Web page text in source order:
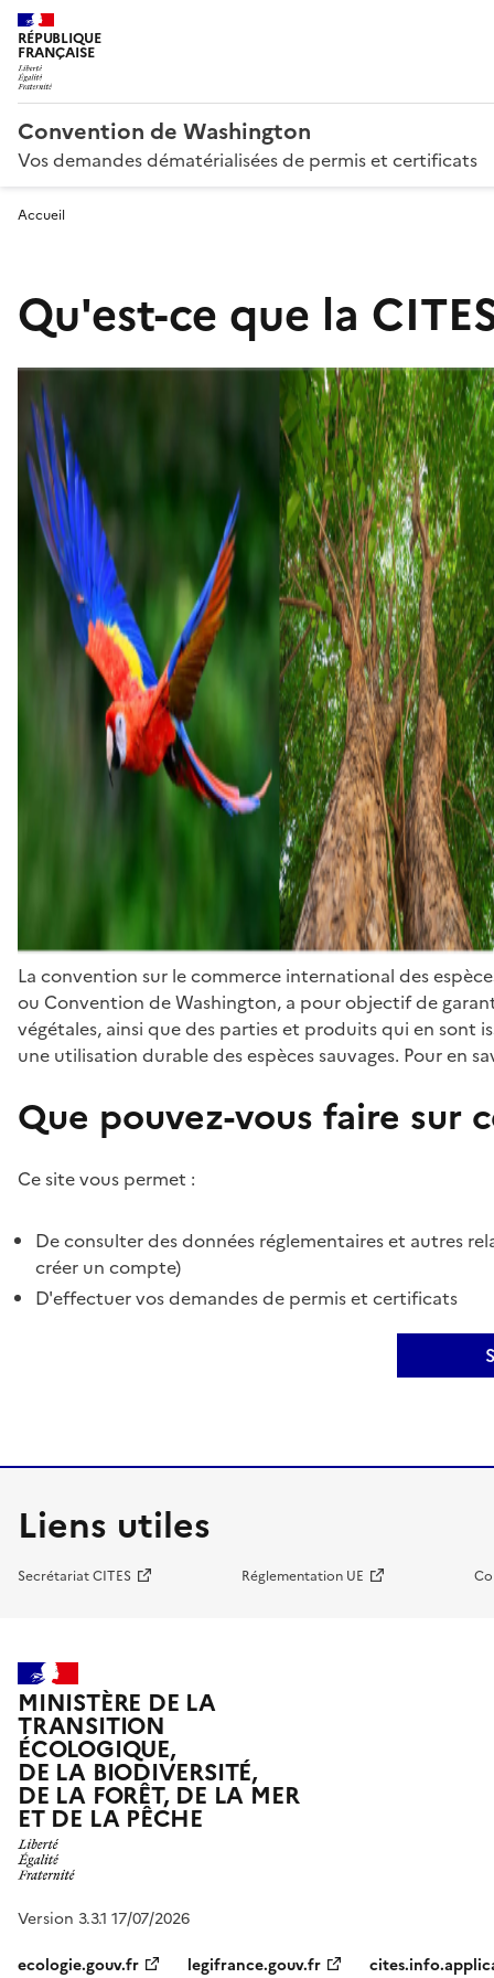
RÉPUBLIQUE
FRANÇAISE
Convention de Washington
Vos demandes dématérialisées de permis et certificats
Accueil
Qu'est-ce que la
La convention sur le commerce international des
ou Convention de Washington, a pour objectif de
végétales, ainsi que des parties et produits qui en sont
une utilisation durable des espèces sauvages. Pour en
Que pouvez-vous faire sur
Ce site vous permet :
De consulter des données réglementaires et autres
créer un compte)
D'effectuer vos demandes de permis et certificats
Liens utiles
Secrétariat CITES Réglementation UE
MINISTÈRE DE LA
TRANSITION
ÉCOLOGIQUE,
DE LA BIODIVERSITÉ,
DE LA FORÊT, DE LA MER
ET DE LA PÊCHE
Version 3.3.1 17/07/2026
ecologie.gouv.fr
legifrance.gouv.fr